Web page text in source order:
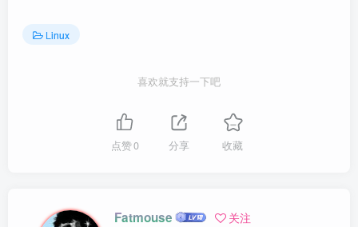
Linux
喜欢就支持一下吧
点赞0 分享 收藏
Fatmouse 关注